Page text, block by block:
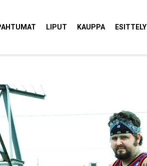
LIPUT KAUPPA ESITTELY